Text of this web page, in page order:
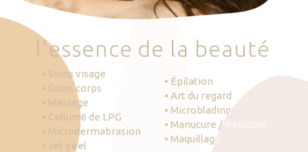
'essence de la beauté
• Soins visage
• Soins corps
• Massage
• Cellum6 de LPG
• Microdermabrasion
• Jet peel
• Épilation
• Art du regard
• Microblading
• Manucure / Pédicure
• Maquillage